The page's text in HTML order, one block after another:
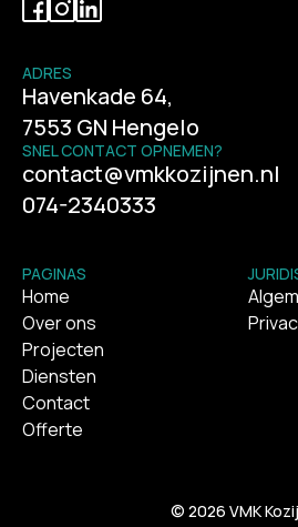
ADRES
Havenkade 64,
7553 GN Hengelo
SNEL CONTACT OPNEMEN?
contact@vmkkozijnen.nl
074-2340333
PAGINAS
Home
Over ons
Projecten
Diensten
Contact
Offerte
© 2026 VMK